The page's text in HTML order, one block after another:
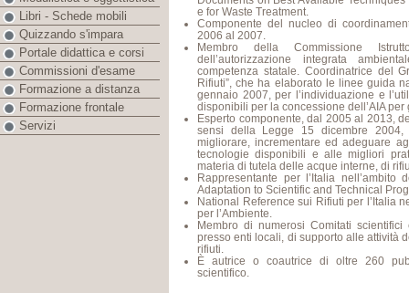
e for Waste Treatment.
Componente del nucleo di
2006 al 2007.
Membro della Commissione
dell’autorizzazione integrata
competenza statale. Coordinatrice del
Rifiuti”, che ha elaborato le linee guida
gennaio 2007, per l’individuazione e
disponibili per la concessione dell’AIA
Esperto componente, dal 2005 al 2013,
sensi della Legge 15 dicembre
migliorare, incrementare ed adeguare
tecnologie disponibili e alle migliori
materia di tutela delle acque interne, di
Rappresentante per l’Italia nell’ambito
Adaptation to Scientific and Technical
National Reference sui Rifiuti per l’Italia
per l’Ambiente.
Membro di numerosi Comitati
presso enti locali, di supporto alle attività
rifiuti.
È autrice o coautrice di oltre 260
scientifico.
Libri - Schede mobili
Quizzando s'impara
Portale didattica e corsi
Commissioni d'esame
Formazione a distanza
Formazione frontale
Servizi